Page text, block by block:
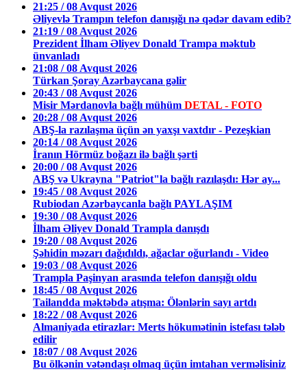
21:25 / 08 Avqust 2026
Əliyevlə Trampın telefon danışığı nə qədər davam edib?
21:19 / 08 Avqust 2026
Prezident İlham Əliyev Donald Trampa məktub
ünvanladı
21:08 / 08 Avqust 2026
Türkan Şoray Azərbaycana gəlir
20:43 / 08 Avqust 2026
Misir Mərdanovla bağlı mühüm DETAL - FOTO
20:28 / 08 Avqust 2026
ABŞ-la razılaşma üçün ən yaxşı vaxtdır - Pezeşkian
20:14 / 08 Avqust 2026
İranın Hörmüz boğazı ilə bağlı şərti
20:00 / 08 Avqust 2026
ABŞ və Ukrayna "Patriot"la bağlı razılaşdı: Hər ay...
19:45 / 08 Avqust 2026
Rubiodan Azərbaycanla bağlı PAYLAŞIM
19:30 / 08 Avqust 2026
İlham Əliyev Donald Trampla danışdı
19:20 / 08 Avqust 2026
Şəhidin məzarı dağıdıldı, ağaclar oğurlandı - Video
19:03 / 08 Avqust 2026
Trampla Paşinyan arasında telefon danışığı oldu
18:45 / 08 Avqust 2026
Tailandda məktəbdə atışma: Ölənlərin sayı artdı
18:22 / 08 Avqust 2026
Almaniyada etirazlar: Merts hökumətinin istefası tələb
edilir
18:07 / 08 Avqust 2026
Bu ölkənin vətəndaşı olmaq üçün imtahan verməlisiniz